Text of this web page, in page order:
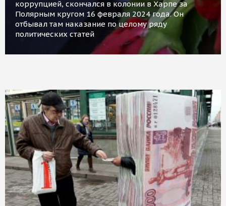
коррупцией, скончался в колонии в Харпе за
Полярным кругом 16 февраля 2024 года. Он
отбывал там наказание по целому ряду
политических статей